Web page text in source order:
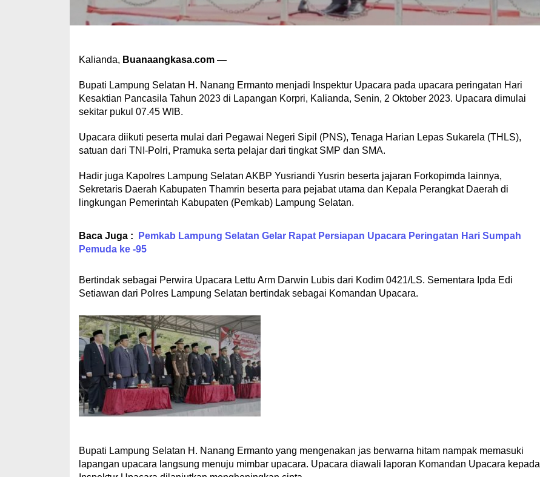
Kalianda, Buanaangkasa.com —
Bupati Lampung Selatan H. Nanang Ermanto menjadi Inspektur Upacara pada upacara peringatan Hari
Kesaktian Pancasila Tahun 2023 di Lapangan Korpri, Kalianda, Senin, 2 Oktober 2023. Upacara dimulai
sekitar pukul 07.45 WIB.
Upacara diikuti peserta mulai dari Pegawai Negeri Sipil (PNS), Tenaga Harian Lepas Sukarela (THLS),
satuan dari TNI-Polri, Pramuka serta pelajar dari tingkat SMP dan SMA.
Hadir juga Kapolres Lampung Selatan AKBP Yusriandi Yusrin beserta jajaran Forkopimda lainnya,
Sekretaris Daerah Kabupaten Thamrin beserta para pejabat utama dan Kepala Perangkat Daerah di
lingkungan Pemerintah Kabupaten (Pemkab) Lampung Selatan.
Baca Juga :
Pemkab Lampung Selatan Gelar Rapat Persiapan Upacara Peringatan Hari Sumpah
Pemuda ke -95
Bertindak sebagai Perwira Upacara Lettu Arm Darwin Lubis dari Kodim 0421/LS. Sementara Ipda Edi
Setiawan dari Polres Lampung Selatan bertindak sebagai Komandan Upacara.
Bupati Lampung Selatan H. Nanang Ermanto yang mengenakan jas berwarna hitam nampak memasuki
lapangan upacara langsung menuju mimbar upacara. Upacara diawali laporan Komandan Upacara kepada